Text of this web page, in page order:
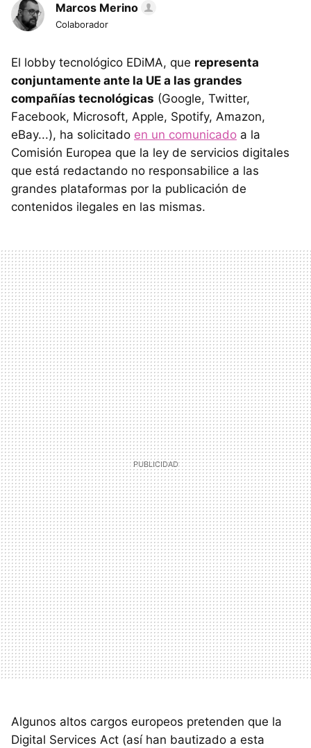
Marcos Merino
Colaborador
El lobby tecnológico EDiMA, que representa
conjuntamente ante la UE a las grandes
compañías tecnológicas (Google, Twitter,
Facebook, Microsoft, Apple, Spotify, Amazon,
eBay...), ha solicitado en un comunicado a la
Comisión Europea que la ley de servicios digitales
que está redactando no responsabilice a las
grandes plataformas por la publicación de
contenidos ilegales en las mismas.
Algunos altos cargos europeos pretenden que la
Digital Services Act (así han bautizado a esta